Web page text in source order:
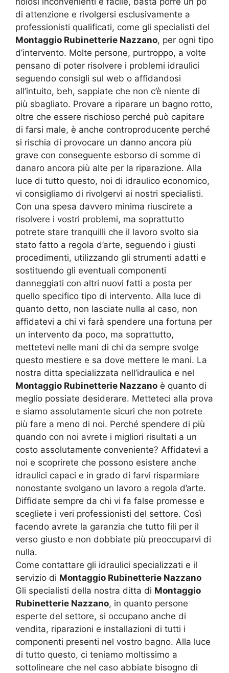
di attenzione e rivolgersi esclusivamente a
professionisti qualificati, come gli specialisti del
Montaggio Rubinetterie Nazzano, per ogni tipo
d’intervento. Molte persone, purtroppo, a volte
pensano di poter risolvere i problemi idraulici
seguendo consigli sul web o affidandosi
all’intuito, beh, sappiate che non c’è niente di
più sbagliato. Provare a riparare un bagno rotto,
oltre che essere rischioso perché può capitare
di farsi male, è anche controproducente perché
si rischia di provocare un danno ancora più
grave con conseguente esborso di somme di
danaro ancora più alte per la riparazione. Alla
luce di tutto questo, noi di idraulico economico,
vi consigliamo di rivolgervi ai nostri specialisti.
Con una spesa davvero minima riuscirete a
risolvere i vostri problemi, ma soprattutto
potrete stare tranquilli che il lavoro svolto sia
stato fatto a regola d’arte, seguendo i giusti
procedimenti, utilizzando gli strumenti adatti e
sostituendo gli eventuali componenti
danneggiati con altri nuovi fatti a posta per
quello specifico tipo di intervento. Alla luce di
quanto detto, non lasciate nulla al caso, non
affidatevi a chi vi farà spendere una fortuna per
un intervento da poco, ma soprattutto,
mettetevi nelle mani di chi da sempre svolge
questo mestiere e sa dove mettere le mani. La
nostra ditta specializzata nell’idraulica e nel
Montaggio Rubinetterie Nazzano è quanto di
meglio possiate desiderare. Metteteci alla prova
e siamo assolutamente sicuri che non potrete
più fare a meno di noi. Perché spendere di più
quando con noi avrete i migliori risultati a un
costo assolutamente conveniente? Affidatevi a
noi e scoprirete che possono esistere anche
idraulici capaci e in grado di farvi risparmiare
nonostante svolgano un lavoro a regola d’arte.
Diffidate sempre da chi vi fa false promesse e
scegliete i veri professionisti del settore. Così
facendo avrete la garanzia che tutto fili per il
verso giusto e non dobbiate più preoccuparvi di
nulla.
Come contattare gli idraulici specializzati e il
servizio di Montaggio Rubinetterie Nazzano
Gli specialisti della nostra ditta di Montaggio
Rubinetterie Nazzano, in quanto persone
esperte del settore, si occupano anche di
vendita, riparazioni e installazioni di tutti i
componenti presenti nel vostro bagno. Alla luce
di tutto questo, ci teniamo moltissimo a
sottolineare che nel caso abbiate bisogno di